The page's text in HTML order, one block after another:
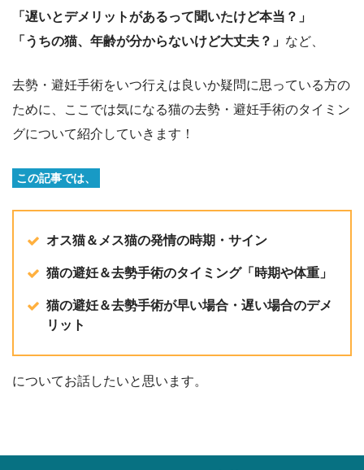
「遅いとデメリットがあるって聞いたけど本当？」
「うちの猫、年齢が分からないけど大丈夫？」 など、
去勢・避妊手術をいつ行えは良いか疑問に思っている方の
ために、ここでは気になる猫の去勢・避妊手術のタイミン
グについて紹介していきます！
この記事では、
オス猫＆メス猫の発情の時期・サイン
猫の避妊＆去勢手術のタイミング「時期や体重」
猫の避妊＆去勢手術が早い場合・遅い場合のデメ
リット
についてお話したいと思います。